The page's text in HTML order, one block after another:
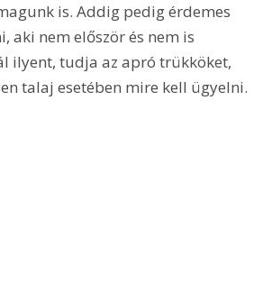
is. Addig pedig érdemes
aki nem először és nem is
ilyent, tudja az apró trükköket,
talaj esetében mire kell ügyelni.